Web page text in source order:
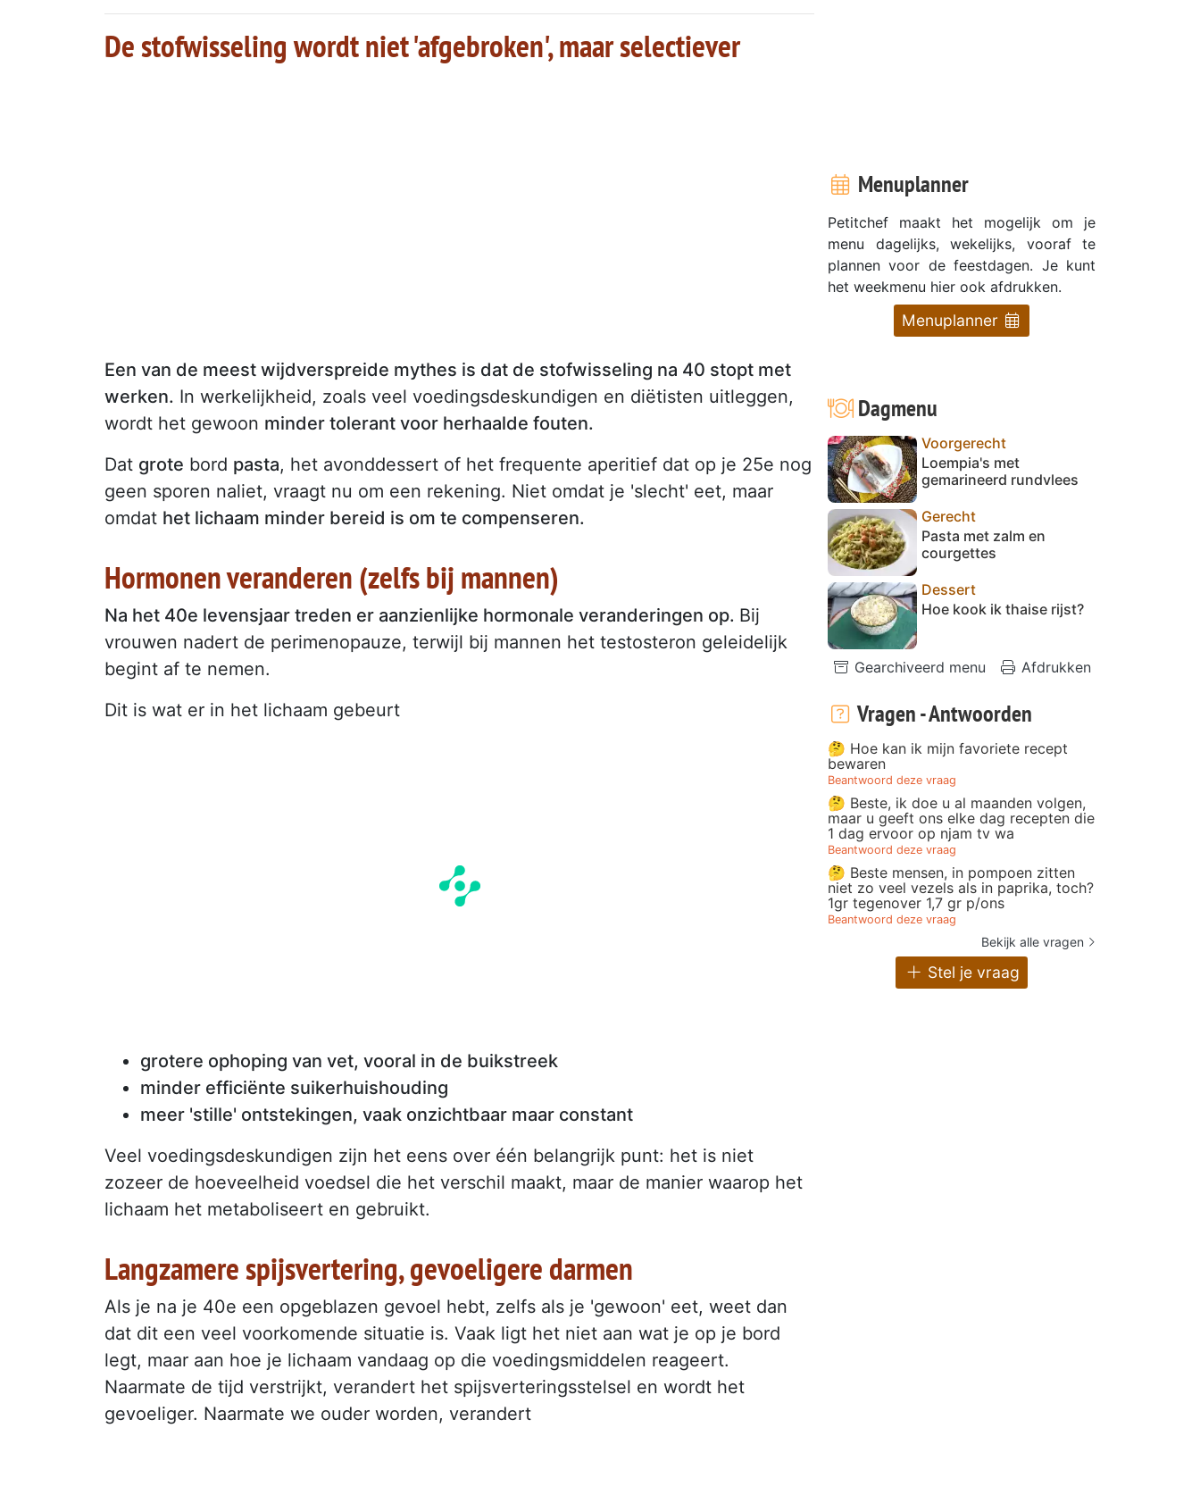
De stofwisseling wordt niet 'afgebroken', maar selectiever
Een van de meest wijdverspreide mythes is dat de stofwisseling na 40 stopt met
werken. In werkelijkheid, zoals veel voedingsdeskundigen en diëtisten uitleggen,
wordt het gewoon minder tolerant voor herhaalde fouten.
Dat grote bord pasta, het avonddessert of het frequente aperitief dat op je 25e nog
geen sporen naliet, vraagt nu om een rekening. Niet omdat je 'slecht' eet, maar
omdat het lichaam minder bereid is om te compenseren.
Hormonen veranderen (zelfs bij mannen)
Na het 40e levensjaar treden er aanzienlijke hormonale veranderingen op. Bij
vrouwen nadert de perimenopauze, terwijl bij mannen het testosteron geleidelijk
begint af te nemen.
Dit is wat er in het lichaam gebeurt
grotere ophoping van vet, vooral in de buikstreek
minder efficiënte suikerhuishouding
meer 'stille' ontstekingen, vaak onzichtbaar maar constant
Veel voedingsdeskundigen zijn het eens over één belangrijk punt: het is niet
zozeer de hoeveelheid voedsel die het verschil maakt, maar de manier waarop het
lichaam het metaboliseert en gebruikt.
Langzamere spijsvertering, gevoeligere darmen
Als je na je 40e een opgeblazen gevoel hebt, zelfs als je 'gewoon' eet, weet dan
dat dit een veel voorkomende situatie is. Vaak ligt het niet aan wat je op je bord
legt, maar aan hoe je lichaam vandaag op die voedingsmiddelen reageert.
Naarmate de tijd verstrijkt, verandert het spijsverteringsstelsel en wordt het
gevoeliger. Naarmate we ouder worden, verandert
Menuplanner
Petitchef maakt het mogelijk om je
menu dagelijks, wekelijks, vooraf te
plannen voor de feestdagen. Je kunt
het weekmenu hier ook afdrukken.
Menuplanner
Dagmenu
Voorgerecht
Loempia's met
gemarineerd rundvlees
Gerecht
Pasta met zalm en
courgettes
Dessert
Hoe kook ik thaise rijst?
Gearchiveerd menu Afdrukken
Vragen - Antwoorden
🤔 Hoe kan ik mijn favoriete recept
bewaren
Beantwoord deze vraag
🤔 Beste, ik doe u al maanden volgen,
maar u geeft ons elke dag recepten die
1 dag ervoor op njam tv wa
Beantwoord deze vraag
🤔 Beste mensen, in pompoen zitten
niet zo veel vezels als in paprika, toch?
1gr tegenover 1,7 gr p/ons
Beantwoord deze vraag
Bekijk alle vragen
Stel je vraag